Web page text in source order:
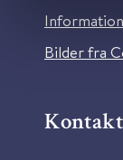
Bilder fra
Kontakt